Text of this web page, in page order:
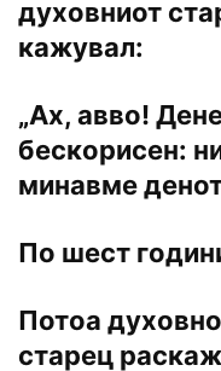
духовниот
кажувал:
„Ах, авво!
бескорисен:
минавме денот
По шест
Потоа
старец